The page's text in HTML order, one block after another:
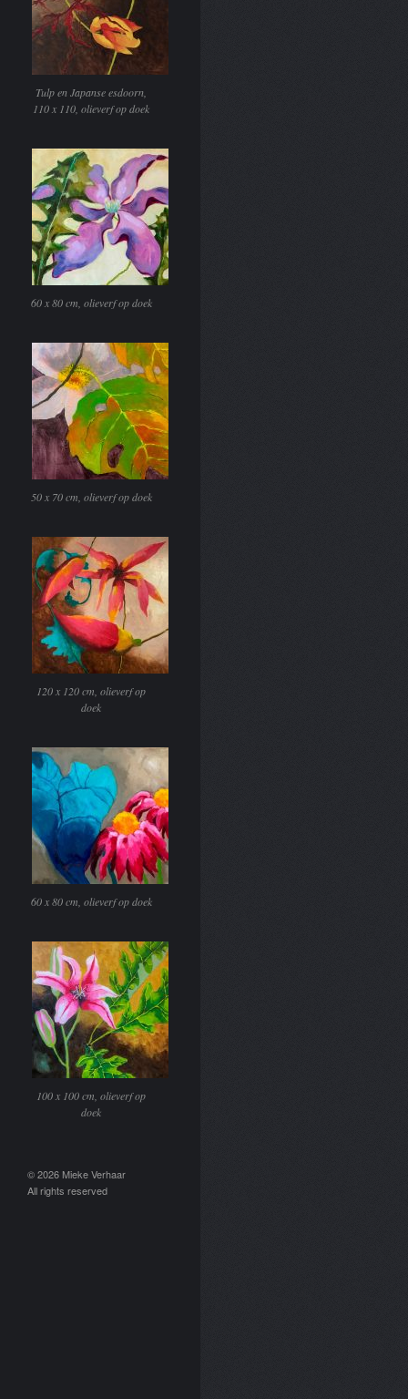
Tulp en Japanse esdoorn,
110 x 110, olieverf op doek
60 x 80 cm, olieverf op doek
50 x 70 cm, olieverf op doek
120 x 120 cm, olieverf op
doek
60 x 80 cm, olieverf op doek
100 x 100 cm, olieverf op
doek
© 2026 Mieke Verhaar
All rights reserved